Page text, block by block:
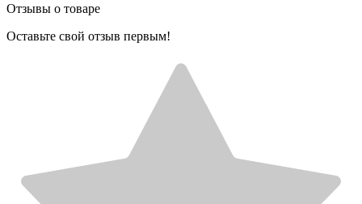
Отзывы о товаре
Оставьте свой отзыв первым!